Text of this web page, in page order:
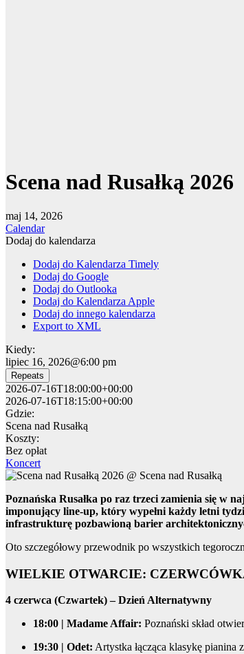
Scena nad Rusałką 2026
maj 14, 2026
Calendar
Dodaj do kalendarza
Dodaj do Kalendarza Timely
Dodaj do Google
Dodaj do Outlooka
Dodaj do Kalendarza Apple
Dodaj do innego kalendarza
Export to XML
Kiedy:
lipiec 16, 2026@6:00 pm
Repeats
2026-07-16T18:00:00+00:00
2026-07-16T18:15:00+00:00
Gdzie:
Scena nad Rusałką
Koszty:
Bez opłat
Koncert
Poznańska Rusałka po raz trzeci zamienia się w
imponujący line-up, który wypełni każdy letni
infrastrukturę pozbawioną barier
Oto szczegółowy przewodnik po wszystkich
WIELKIE OTWARCIE:
4 czerwca (Czwartek) – Dzień Alternatywny
18:00 | Madame Affair: Poznański skład
19:30 | Odet: Artystka łącząca klasykę pianina